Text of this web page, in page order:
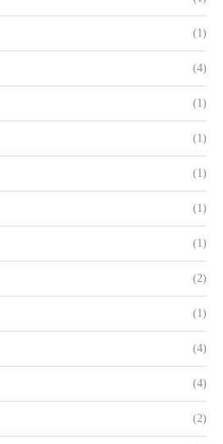
(1)
(4)
(1)
(1)
(1)
(1)
(1)
(2)
(1)
(4)
(4)
(2)